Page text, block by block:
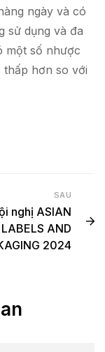
ngày và có
sử dụng và đa
một số nhược
hơn so với
SAU
nghị ASIAN
LABELS AND
2024